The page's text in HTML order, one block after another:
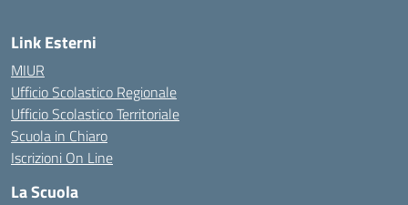
Link Esterni
MIUR
Ufficio Scolastico Regionale
Ufficio Scolastico Territoriale
Scuola in Chiaro
Iscrizioni On Line
La Scuola